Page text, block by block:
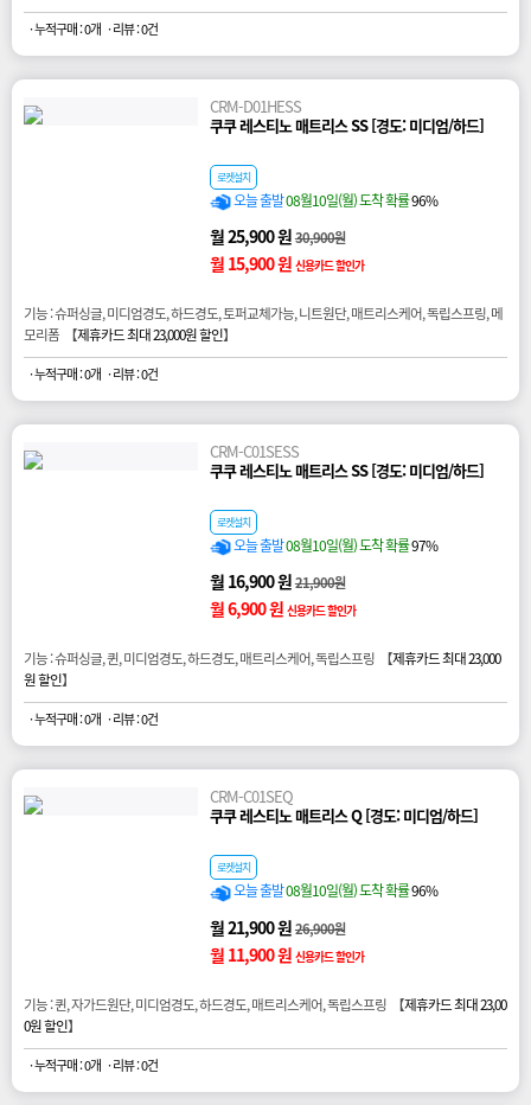
· 누적구매 : 0개 · 리뷰 : 0건
CRM-D01HESS
쿠쿠 레스티노 매트리스 SS [경도: 미디엄/하드]
로켓설치
오늘 출발08월10일(월) 도착 확률96%
월 25,900 원30,900원
월 15,900 원 신용카드 할인가
기능 : 슈퍼싱글, 미디엄경도, 하드경도, 토퍼교체가능, 니트원단, 매트리스케어, 독립스프링, 메
모리폼 【제휴카드 최대 23,000원 할인】
· 누적구매 : 0개 · 리뷰 : 0건
CRM-C01SESS
쿠쿠 레스티노 매트리스 SS [경도: 미디엄/하드]
로켓설치
오늘 출발08월10일(월) 도착 확률97%
월 16,900 원21,900원
월 6,900 원 신용카드 할인가
기능 : 슈퍼싱글, 퀸, 미디엄경도, 하드경도, 매트리스케어, 독립스프링 【제휴카드 최대 23,000
원 할인】
· 누적구매 : 0개 · 리뷰 : 0건
CRM-C01SEQ
쿠쿠 레스티노 매트리스 Q [경도: 미디엄/하드]
로켓설치
오늘 출발08월10일(월) 도착 확률96%
월 21,900 원26,900원
월 11,900 원 신용카드 할인가
기능 : 퀸, 자가드원단, 미디엄경도, 하드경도, 매트리스케어, 독립스프링 【제휴카드 최대 23,00
0원 할인】
· 누적구매 : 0개 · 리뷰 : 0건